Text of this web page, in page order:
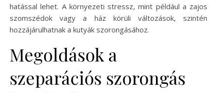
hatással lehet. A környezeti stressz, mint például a zajos
szomszédok vagy a ház körüli változások, szintén
hozzájárulhatnak a kutyák szorongásához.
Megoldások a
szeparációs szorongás